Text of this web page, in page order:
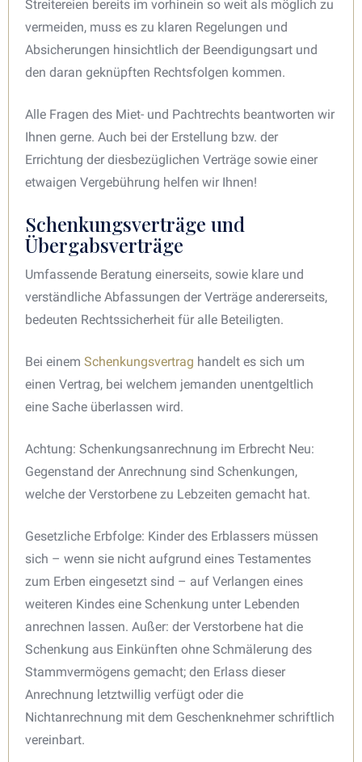
Streitereien bereits im vorhinein so weit als möglich zu
vermeiden, muss es zu klaren Regelungen und
Absicherungen hinsichtlich der Beendigungsart und
den daran geknüpften Rechtsfolgen kommen.
Alle Fragen des Miet- und Pachtrechts beantworten wir
Ihnen gerne. Auch bei der Erstellung bzw. der
Errichtung der diesbezüglichen Verträge sowie einer
etwaigen Vergebührung helfen wir Ihnen!
Schenkungsverträge und
Übergabsverträge
Umfassende Beratung einerseits, sowie klare und
verständliche Abfassungen der Verträge andererseits,
bedeuten Rechtssicherheit für alle Beteiligten.
Bei einem Schenkungsvertrag handelt es sich um
einen Vertrag, bei welchem jemanden unentgeltlich
eine Sache überlassen wird.
Achtung: Schenkungsanrechnung im Erbrecht Neu:
Gegenstand der Anrechnung sind Schenkungen,
welche der Verstorbene zu Lebzeiten gemacht hat.
Gesetzliche Erbfolge: Kinder des Erblassers müssen
sich – wenn sie nicht aufgrund eines Testamentes
zum Erben eingesetzt sind – auf Verlangen eines
weiteren Kindes eine Schenkung unter Lebenden
anrechnen lassen. Außer: der Verstorbene hat die
Schenkung aus Einkünften ohne Schmälerung des
Stammvermögens gemacht; den Erlass dieser
Anrechnung letztwillig verfügt oder die
Nichtanrechnung mit dem Geschenknehmer schriftlich
vereinbart.